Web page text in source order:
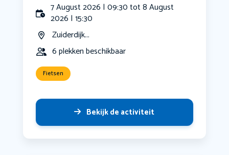
7 August 2026 | 09:30 tot 8 August
2026 | 15:30
Zuiderdijk...
6 plekken beschikbaar
Fietsen
Bekijk de activiteit